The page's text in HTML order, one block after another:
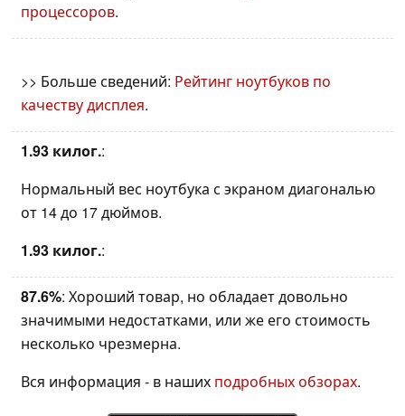
процессоров.
>> Больше сведений: Рейтинг ноутбуков по
качеству дисплея.
1.93 килог.:
Нормальный вес ноутбука с экраном диагональю
от 14 до 17 дюймов.
1.93 килог.:
87.6%: Хороший товар, но обладает довольно
значимыми недостатками, или же его стоимость
несколько чрезмерна.
Вся информация - в наших подробных обзорах.